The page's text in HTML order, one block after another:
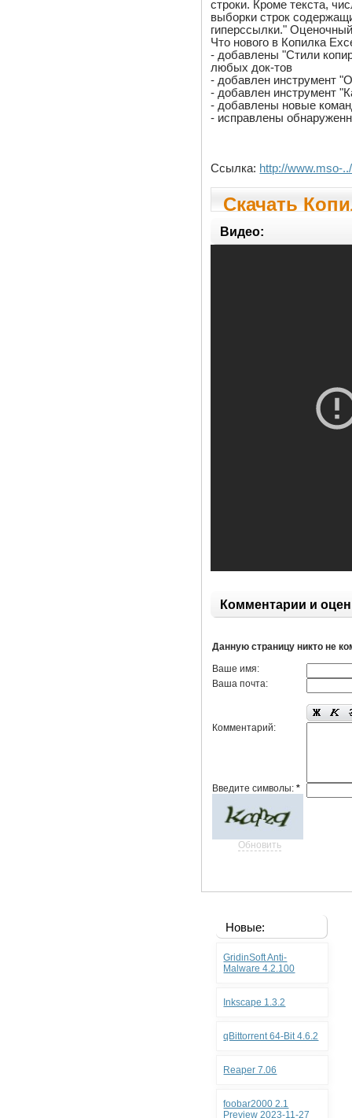
строки. Кроме текста,
выборки строк
гиперссылки."
Что нового в Копилка
- добавлены "Стили
любых док-тов
- добавлен инструмент
- добавлен инструмент
- добавлены новые
- исправлены
Ссылка: http://www.mso-
Скачать
Видео:
Комментарии и
Данную страницу никто не
Ваше имя:
Ваша почта:
Комментарий:
Введите символы:*
Обновить
Новые:
GridinSoft Anti-
Malware 4.2.100
Inkscape 1.3.2
qBittorrent 64-Bit 4.6.2
Reaper 7.06
foobar2000 2.1
Preview 2023-11-27